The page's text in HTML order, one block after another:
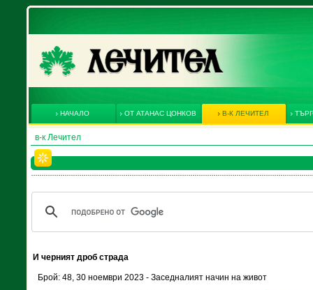
НАЧАЛО ОТ АТАНАС ЦОНКОВ В-К ЛЕЧИТЕЛ
в-к Лечител
И черният дроб страда
Брой: 48, 30 ноември 2023 - Заседналият начин на живот